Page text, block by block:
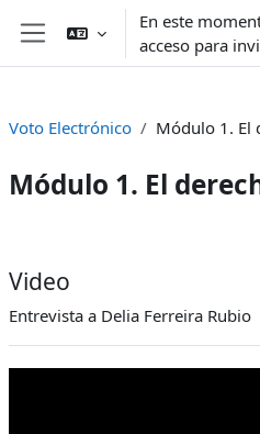
Salta al contenido principal
Panel lateral
En este
acceso para
Voto Electrónico Módulo 1. El
Módulo 1. El
Video
Entrevista a Delia Ferreira Rubio